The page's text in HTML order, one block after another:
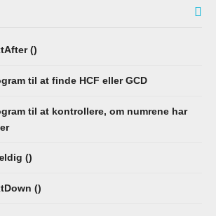
()
til at finde HCF eller GCD
til at kontrollere, om numrene har
()
()